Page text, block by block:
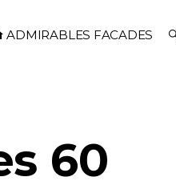
ADMIRABLES FACADES
60